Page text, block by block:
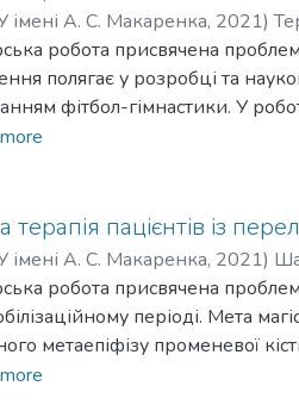
програму осіб із шийно-
А. С. Макаренка, 2021)
робота присвячена
полягає у розробці та
фітбол-гімнастики. У
терапії дітей зі
молодшого шкільного
ерготерапевтами,
терапія пацієнтів із
А. С. Макаренка, 2021)
робота присвячена
періоді. Мета
метаепіфізу променевої
сучасні науково-